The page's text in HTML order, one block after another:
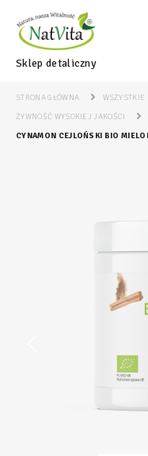
Sklep detaliczny
STRONA GŁÓWNA
WSZYSTKIE
ŻYWNOŚĆ WYSOKIEJ JAKOŚCI
CYNAMON CEJLOŃSKI BIO